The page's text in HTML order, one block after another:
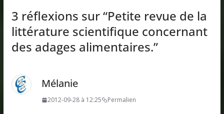
3 réflexions sur “Petite revue de la
littérature scientifique concernant
des adages alimentaires.”
Mélanie
2012-09-28 à 12:25 Permalien